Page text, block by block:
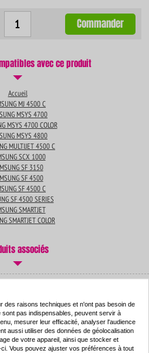
Commander
avec ce produit
Accueil
MJ 4500 C
MSYS 4700
MSYS 4700 COLOR
MSYS 4800
MULTIJET 4500 C
SCX 1000
SF 3150
SF 4500
SF 4500 C
SF 4500 SERIES
SMARTJET
SMARTJET COLOR
associés
ml
14001
des raisons techniques et n'ont pas besoin de
pas indispensables, peuvent servir à
mesurer leur efficacité, analyser l'audience
aussi utiliser des données de géolocalisation
de votre appareil, ainsi que stocker et
Vous pouvez ajuster vos préférences à tout